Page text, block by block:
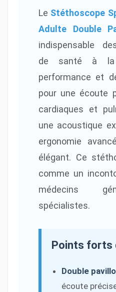
Le Stéthoscope
Adulte Double
indispensable
de santé à la
performance et
pour une écoute
cardiaques et
une acoustique
ergonomie
élégant. Ce
comme un
médecins
spécialistes.
Points forts
Double
écoute